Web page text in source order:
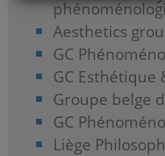
Aesthetics
GC
GC
Groupe belge
GC
Liège